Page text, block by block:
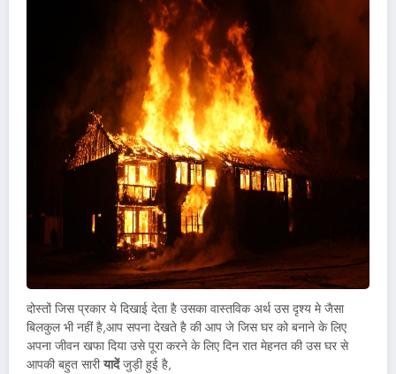
दोस्तों जिस प्रकार ये दिखाई देता है उसका वास्तविक अर्थ उस दृश्य मे जैसा
बिलकुल भी नहीं है,आप सपना देखते है की आप जे जिस घर को बनाने के लिए
अपना जीवन खफा दिया उसे पूरा करने के लिए दिन रात मेहनत की उस घर से
आपकी बहुत सारीयादेंजुड़ी हुई है,